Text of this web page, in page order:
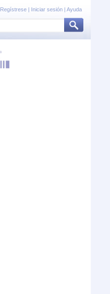
Regístrese | Iniciar sesión | Ayuda